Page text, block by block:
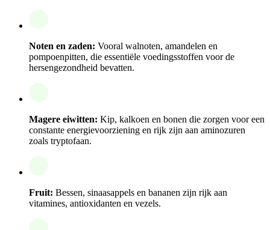
Noten en zaden: Vooral walnoten, amandelen en
pompoenpitten, die essentiële voedingsstoffen voor de
hersengezondheid bevatten.
Magere eiwitten: Kip, kalkoen en bonen die zorgen voor een
constante energievoorziening en rijk zijn aan aminozuren
zoals tryptofaan.
Fruit: Bessen, sinaasappels en bananen zijn rijk aan
vitamines, antioxidanten en vezels.